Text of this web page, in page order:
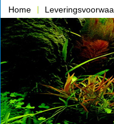
Home
Over ons